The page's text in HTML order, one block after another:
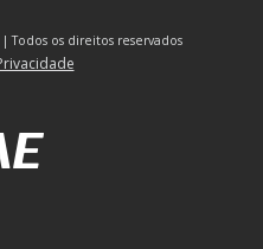
Todos os direitos reservados